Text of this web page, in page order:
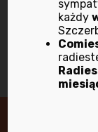
Ile
każdy